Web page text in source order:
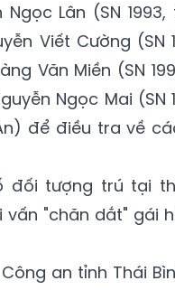
Lân (SN
Viết Cường
Văn Miền (SN
Ngọc Mai
để điều tra về
tượng trú tại
"chăn dắt" gái
an tỉnh Thái